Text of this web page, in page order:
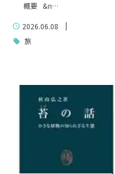
概要 &n…
2026.06.08
|
旅